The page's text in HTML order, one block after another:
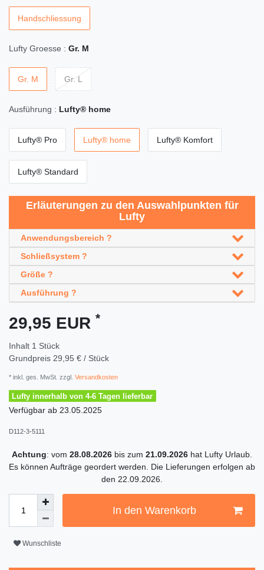
Handschliessung
Lufty Groesse : Gr. M
Gr. M Gr. L
Ausführung : Lufty® home
Lufty® Pro Lufty® home Lufty® Komfort
Lufty® Standard
Erläuterungen zu den Auswahlpunkten für
Lufty
Anwendungsbereich ?
Schließsystem ?
Größe ?
Ausführung ?
29,95 EUR *
Inhalt 1 Stück
Grundpreis 29,95 € / Stück
* inkl. ges. MwSt. zzgl. Versandkosten
Lufty innerhalb von 4-6 Tagen lieferbar
Verfügbar ab 23.05.2025
D112-3-5111
Achtung: vom 28.08.2026 bis zum 21.09.2026 hat Lufty Urlaub.
Es können Aufträge geordert werden. Die Lieferungen erfolgen ab
den 22.09.2026.
In den Warenkorb
Wunschliste